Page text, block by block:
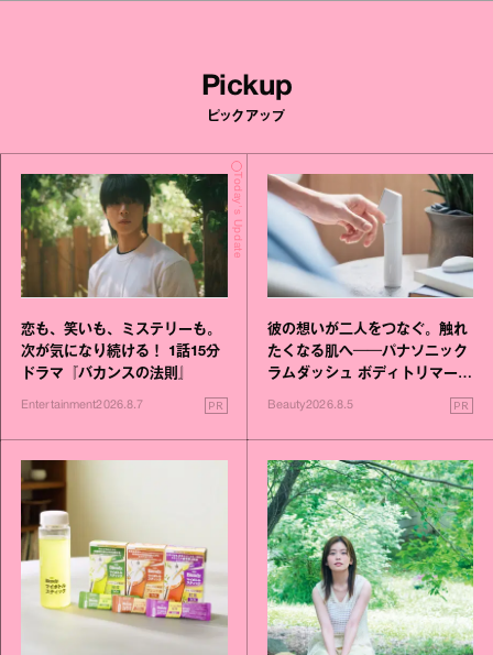
Pickup
ピックアップ
Today's Update
恋も、笑いも、ミステリーも。
次が気になり続ける！ 1話15分
ドラマ『バカンスの法則』
Entertainment2026.8.7 PR
彼の想いが二人をつなぐ。触れ
たくなる肌へ──パナソニック
ラムダッシュ ボディトリマーが
進化！
Beauty2026.8.5 PR